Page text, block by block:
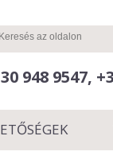
948 9547,